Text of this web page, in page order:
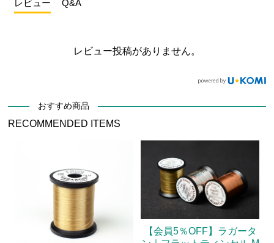
レビュー Q&A
レビュー投稿がありません。
おすすめ商品
RECOMMENDED ITEMS
【会員5％OFF】ラガータ